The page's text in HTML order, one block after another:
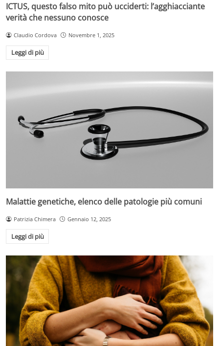
ICTUS, questo falso mito può ucciderti: l’agghiacciante
verità che nessuno conosce
Claudio Cordova Novembre 1, 2025
Leggi di più
Malattie genetiche, elenco delle patologie più comuni
Patrizia Chimera Gennaio 12, 2025
Leggi di più